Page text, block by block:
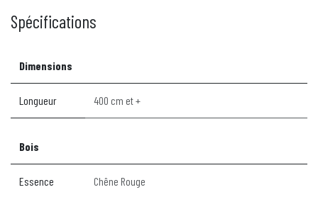
Spécifications
Dimensions
Longueur 400 cm et +
Bois
Essence Chêne Rouge